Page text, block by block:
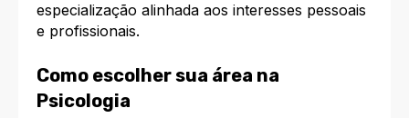
especialização alinhada aos interesses pessoais
e profissionais.​
Como escolher sua área na
Psicologia